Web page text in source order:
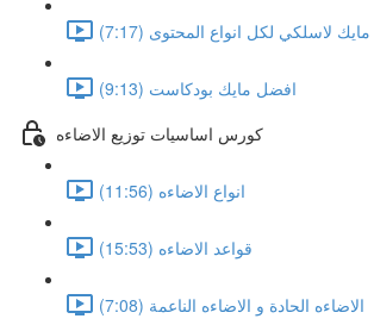
لاسلكي لكل انواع المحتوى (7:17)
افضل مايك بودكاست (9:13)
كورس اساسيات توزيع الاضاءه
انواع الاضاءه (11:56)
قواعد الاضاءه (15:53)
الاضاءه الحادة و الاضاءه الناعمة (7:08)